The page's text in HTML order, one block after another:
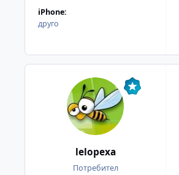
iPhone:
друго
lelopexa
Потребител